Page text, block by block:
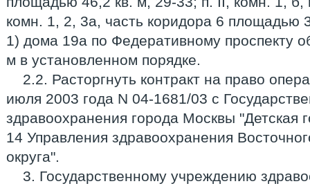
комн. 1, 2, 3а, часть коридора 6 площадью
1) дома 19а по Федеративному проспекту
м в установленном порядке.
2.2. Расторгнуть контракт на право
июля 2003 года N 04-1681/03 с
здравоохранения города Москвы "Детская
14 Управления здравоохранения
округа".
3. Государственному учреждению